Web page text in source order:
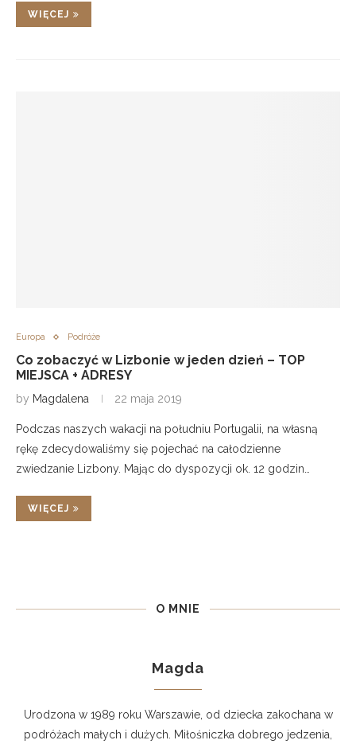
WIĘCEJ
Europa Podróże
Co zobaczyć w Lizbonie w jeden dzień – TOP
MIEJSCA + ADRESY
by Magdalena 22 maja 2019
Podczas naszych wakacji na południu Portugalii, na własną
rękę zdecydowaliśmy się pojechać na całodzienne
zwiedzanie Lizbony. Mając do dyspozycji ok. 12 godzin…
WIĘCEJ
O MNIE
Magda
Urodzona w 1989 roku Warszawie, od dziecka zakochana w
podróżach małych i dużych. Miłośniczka dobrego jedzenia,